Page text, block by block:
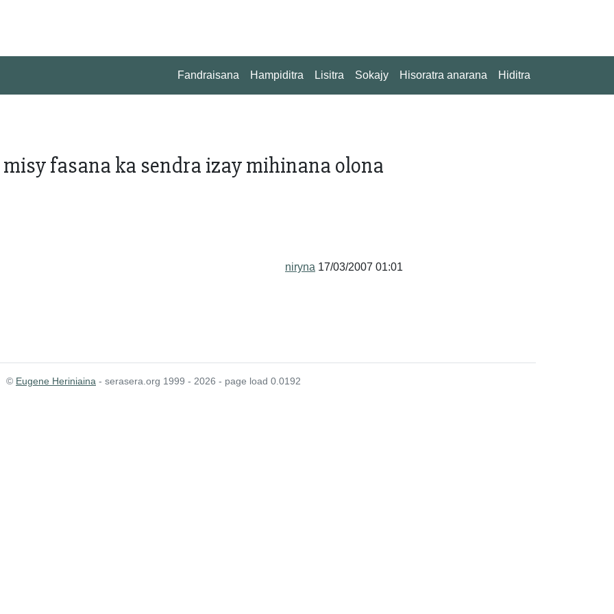
Fandraisana Hampiditra Lisitra Sokajy Hisoratra anarana Hiditra
fasana ka sendra izay mihinana olona
niryna 17/03/2007 01:01
© Eugene Heriniaina - serasera.org 1999 - 2026 - page load 0.0192